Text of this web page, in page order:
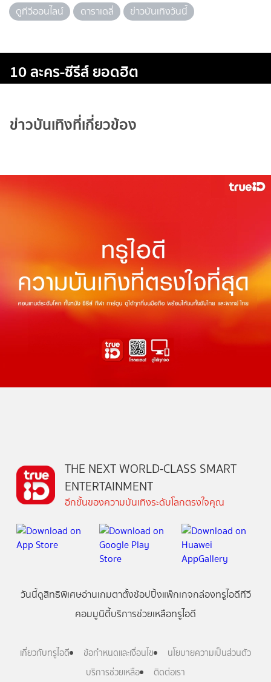
ดูทีวีออนไลน์
ดาราเดลี่ ข่าวบันเทิงวันนี้
10 ละคร-ซีรีส์ ยอดฮิต
ข่าวบันเทิงที่เกี่ยวข้อง
THE NEXT WORLD-CLASS SMART
ENTERTAINMENT
อีกขั้นของความบันเทิงระดับโลกตรงใจคุณ
วันนี้ดูสิทธิพิเศษอ่านเกมตาตั้งช้อปปิ้งแพ็กเกจกล่องทรูไอดีทีวี
คอมมูนิตี้บริการช่วยเหลือทรูไอดี
เกี่ยวกับทรูไอดี ข้อกำหนดและเงื่อนไข
นโยบายความเป็นส่วนตัว
บริการช่วยเหลือ
ติดต่อเรา